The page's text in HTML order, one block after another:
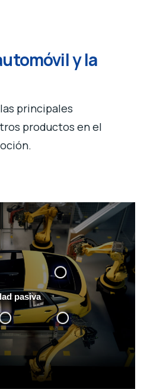
y la
principales
productos en el
pasiva